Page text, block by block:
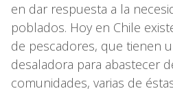
en dar respuesta a la
poblados. Hoy en Chile
de pescadores, que tienen
desaladora para abastecer
comunidades, varias de